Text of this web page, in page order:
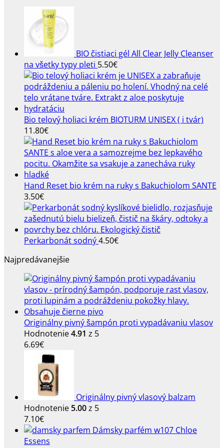
BIO čistiaci gél All Clear Jelly Cleanser
na všetky typy pleti 5.50€
Bio telový holiaci krém BIOTURM UNISEX ( i tvár)
11.80€
Hand Reset bio krém na ruky s Bakuchiolom SANTE
3.50€
Perkarbonát sodný4.50€
Najpredávanejšie
Originálny pivný šampón proti vypadávaniu vlasov
Hodnotenie4.91 z 5
6.69€
Originálny pivný vlasový balzam
Hodnotenie 5.00z 5
7.10€
Dámsky parfém w107 Chloe
Essens